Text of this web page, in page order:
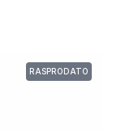
RASPRODATO